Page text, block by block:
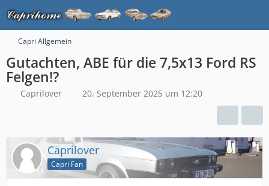
Capri Allgemein
Gutachten, ABE für die 7,5x13 Ford RS
Felgen!?
Caprilover 20. September 2025 um 12:20
Caprilover
Capri Fan